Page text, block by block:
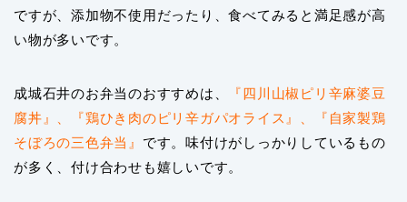
ですが、添加物不使用だったり、食べてみると満足感が高
い物が多いです。
成城石井のお弁当のおすすめは、
『四川山椒ピリ辛麻婆豆
腐丼』、『鶏ひき肉のピリ辛ガパオライス』、『自家製鶏
そぼろの三色弁当』 です。味付けがしっかりしているもの
が多く、付け合わせも嬉しいです。